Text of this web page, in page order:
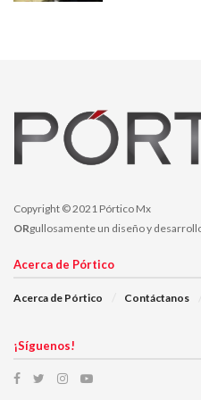
Dulces 4 por ciento
Bajo este contexto, ¿Qué se
anticipación.
recuerda que este mes
Copyright © 2021 Pórtico Mx
ORgullosamente un diseño y
Acerca de Pórtico
Acerca de Pórtico Contáctanos
¡Síguenos!